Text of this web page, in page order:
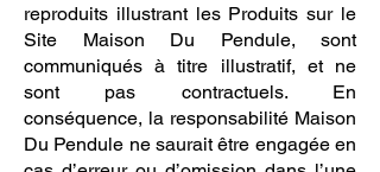
reproduits illustrant les Produits sur le
Site Maison Du Pendule, sont
communiqués à titre illustratif, et ne
sont pas contractuels. En
conséquence, la responsabilité Maison
Du Pendule ne saurait être engagée en